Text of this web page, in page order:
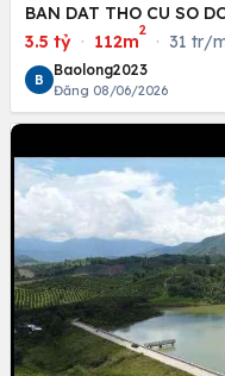
BAN DAT THO CU SO
3.5 tỷ · 112m
2
· 31 tr/
B
Baolong2023
Đăng 08/06/2026